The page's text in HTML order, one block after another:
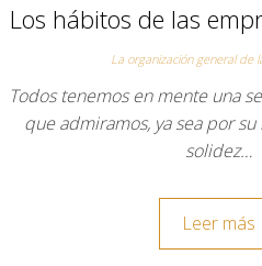
Los hábitos de las
La organización general de
Todos tenemos en mente una
que admiramos, ya sea por
solidez…
Leer más